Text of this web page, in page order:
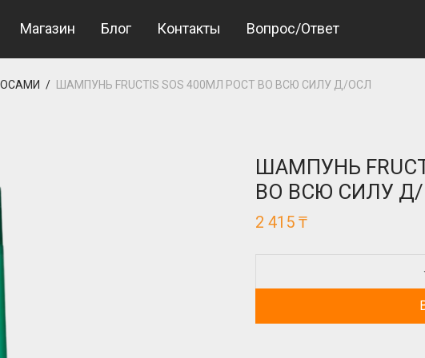
Магазин Блог Контакты Вопрос/Ответ
/
ШАМПУНЬ FRUCTIS SOS 400МЛ РОСТ ВО ВСЮ СИЛУ Д/ОСЛ
ШАМПУНЬ
ВО ВСЮ СИЛУ
2 415 ₸